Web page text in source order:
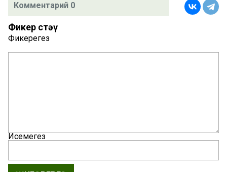
Комментарий 0
Фикер өстәү
Фикерегез
Исемегез